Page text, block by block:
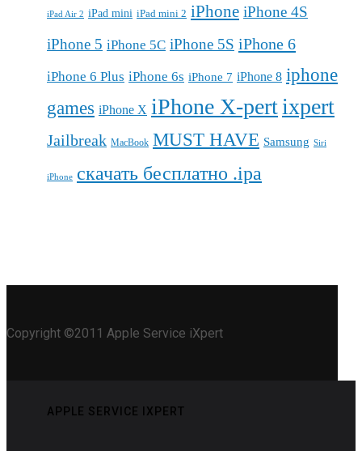
iPad Air 2 iPad mini iPad mini 2 iPhone iPhone 4S
iPhone 5 iPhone 5C iPhone 5S iPhone 6
iPhone 6 Plus iPhone 6s iPhone 7 iPhone 8 iphone
games iPhone X iPhone X-pertixpert
Jailbreak MacBook MUST HAVE Samsung Siri
iPhone скачать бесплатно .ipa
Copyright ©2011 Apple Service iXpert
APPLE SERVICE IXPERT